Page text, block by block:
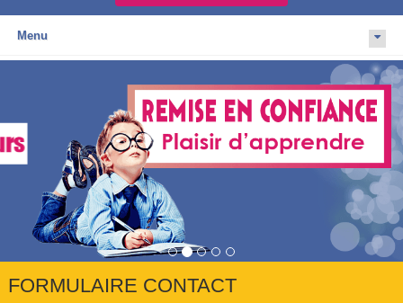
Menu
FORMULAIRE CONTACT